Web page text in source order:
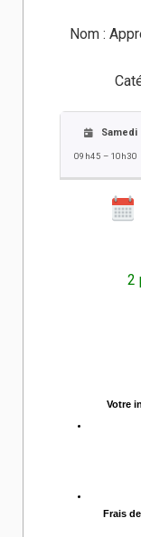
Nom :
Samedi
09h45 – 10h30
2
Votre
Frais